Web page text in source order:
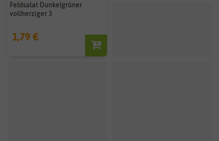
Feldsalat Dunkelgrüner
vollherziger 3
1,79 €